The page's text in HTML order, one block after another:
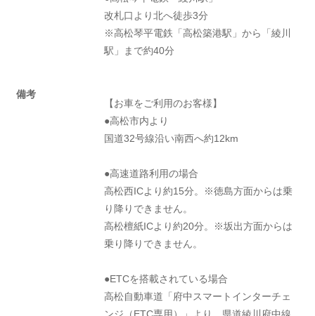
備考
改札口より北へ徒歩3分
※高松琴平電鉄「高松築港駅」から「綾川
駅」まで約40分
【お車をご利用のお客様】
●高松市内より
国道32号線沿い南西へ約12km
●高速道路利用の場合
高松西ICより約15分。※徳島方面からは乗
り降りできません。
高松檀紙ICより約20分。※坂出方面からは
乗り降りできません。
●ETCを搭載されている場合
高松自動車道「府中スマートインターチェ